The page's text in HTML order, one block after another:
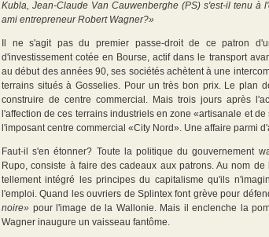
Kubla, Jean-Claude Van Cauwenberghe (PS) s'est-il tenu à
ami entrepreneur Robert Wagner?»
Il ne s'agit pas du premier passe-droit de ce patron
d'investissement cotée en Bourse, actif dans le transport
au début des années 90, ses sociétés achètent à une
terrains situés à Gosselies. Pour un très bon prix. Le plan
construire de centre commercial. Mais trois jours après
l'affection de ces terrains industriels en zone «artisanale et
l'imposant centre commercial «City Nord». Une affaire parmi
Faut-il s'en étonner? Toute la politique du gouvernement
Rupo, consiste à faire des cadeaux aux patrons. Au nom
tellement intégré les principes du capitalisme qu'ils
l'emploi. Quand les ouvriers de Splintex font grève pour
noire» pour l'image de la Wallonie. Mais il enclenche la
Wagner inaugure un vaisseau fantôme.